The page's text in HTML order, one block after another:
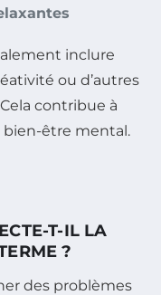
inclure
ou d’autres
contribue à
bien-être mental.
T-IL LA
?
des problèmes